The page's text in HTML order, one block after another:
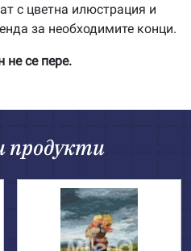
с цветна илюстрация и
за необходимите конци.
се пере.
продукти